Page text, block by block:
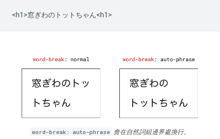
word-break: auto-phrase 會在自然詞組邊界處換行。